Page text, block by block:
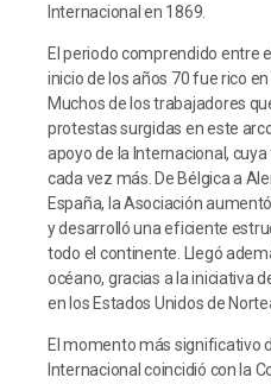
Internacional en 1869.
El periodo comprendido entre
inicio de los años 70 fue rico
Muchos de los trabajadores
protestas surgidas en este
apoyo de la Internacional,
cada vez más. De Bélgica a
España, la Asociación
y desarrolló una eficiente
todo el continente. Llegó
océano, gracias a la iniciativa
en los Estados Unidos de
El momento más significativo
Internacional coincidió con la